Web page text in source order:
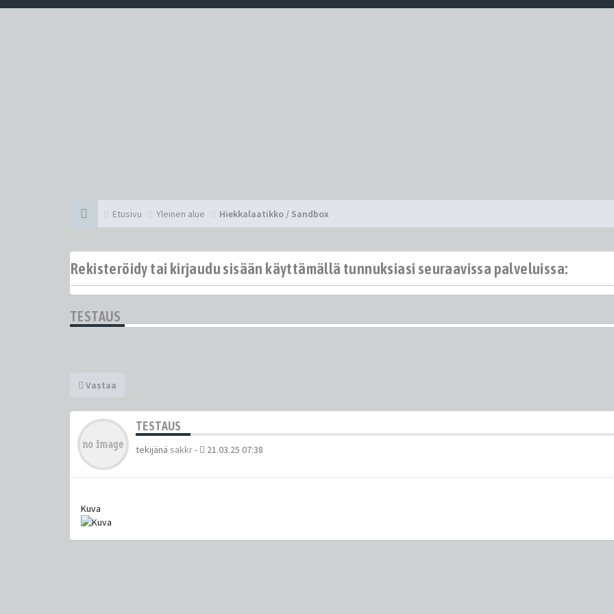
Etusivu Yleinen alue Hiekkalaatikko / Sandbox
Rekisteröidy tai kirjaudu sisään käyttämällä tunnuksiasi seuraavissa palveluissa:
TESTAUS
Vastaa
TESTAUS
tekijänä sakkr- 21.03.25 07:38
Kuva